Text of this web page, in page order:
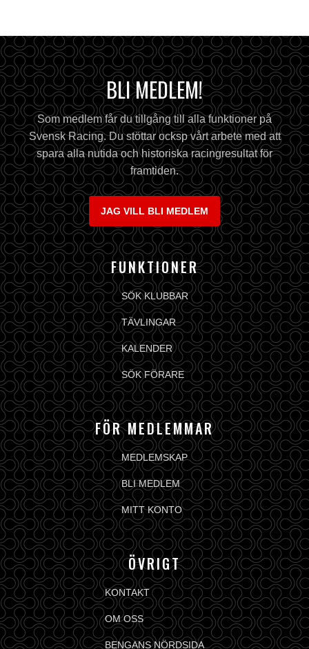
BLI MEDLEM!
Som medlem får du tillgång till alla funktioner på
Svensk Racing. Du stöttar ocksp vårt arbete med att
spara alla nutida och historiska racingresultat för
framtiden.
JAG VILL BLI MEDLEM
FUNKTIONER
SÖK KLUBBAR
TÄVLINGAR
KALENDER
SÖK FÖRARE
FÖR MEDLEMMAR
MEDLEMSKAP
BLI MEDLEM
MITT KONTO
ÖVRIGT
KONTAKT
OM OSS
BENGANS NÖRDSIDA